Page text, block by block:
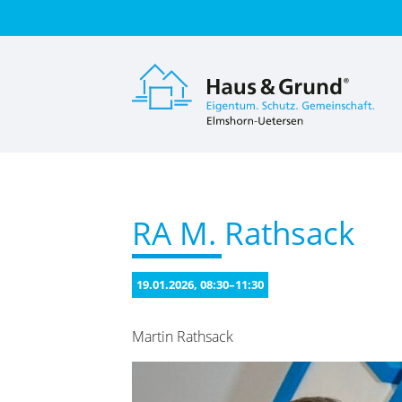
RA M. Rathsack
19.01.2026, 08:30–11:30
Martin Rathsack